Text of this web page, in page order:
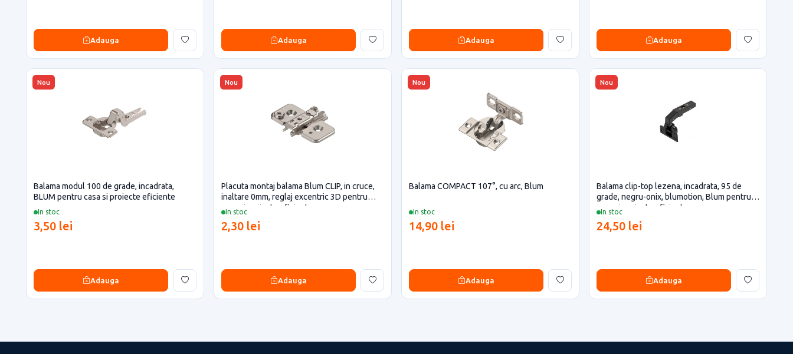
Adauga Adauga Adauga Adauga
Nou
In stoc
Balama modul 100 de grade, incadrata,
BLUM pentru casa si proiecte eficiente
3,50 lei
Adauga
Nou
In stoc
Placuta montaj balama Blum CLIP, in cruce,
inaltare 0mm, reglaj excentric 3D pentru
casa si proiecte eficiente
2,30 lei
Adauga
Nou
In stoc
Balama COMPACT 107°, cu arc, Blum
14,90 lei
Adauga
Nou
In stoc
Balama clip-top lezena, incadrata, 95 de
grade, negru-onix, blumotion, Blum pentru
casa si proiecte eficiente
24,50 lei
Adauga